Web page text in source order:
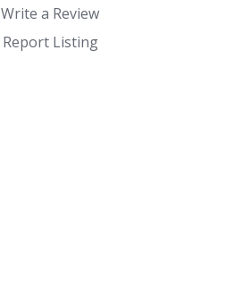
Write a Review
Report Listing